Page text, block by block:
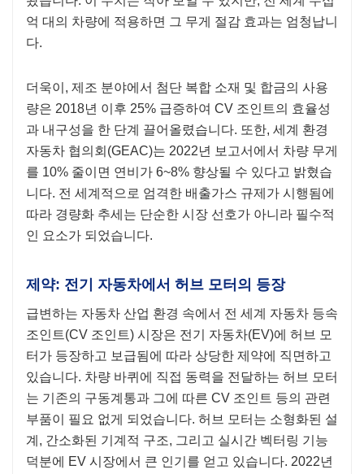
억 대의 차량에 적용하면 그 무게 절감 효과는 엄청납니
다.
더욱이, 제조 분야에서 첨단 복합 소재 및 합금의 사용
량은 2018년 이후 25% 급증하여 CV 조인트의 효율성
과 내구성을 한 단계 끌어올렸습니다. 또한, 세계 환경
자동차 협의회(GEAC)는 2022년 보고서에서 차량 무게
를 10% 줄이면 연비가 6~8% 향상될 수 있다고 밝혔습
니다. 전 세계적으로 엄격한 배출가스 규제가 시행됨에
따라 경량화 추세는 단순한 시장 선호가 아니라 필수적
인 요소가 되었습니다.
제약: 전기 자동차에서 허브 모터의 등장
급변하는 자동차 산업 환경 속에서 전 세계 자동차 등속
조인트(CV 조인트) 시장은 전기 자동차(EV)에 허브 모
터가 등장하고 보급됨에 따라 상당한 제약에 직면하고
있습니다. 차량 바퀴에 직접 동력을 전달하는 허브 모터
는 기존의 구동계통과 그에 따른 CV 조인트 등의 관련
부품이 필요 없게 되었습니다. 허브 모터는 소형화된 설
계, 간소화된 기계적 구조, 그리고 실시간 벡터링 기능
덕분에 EV 시장에서 큰 인기를 얻고 있습니다. 2022년